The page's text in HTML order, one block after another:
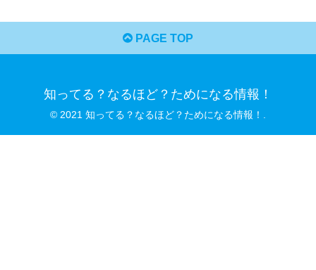
PAGE TOP
知ってる？なるほど？ためになる情報！
© 2021 知ってる？なるほど？ためになる情報！.